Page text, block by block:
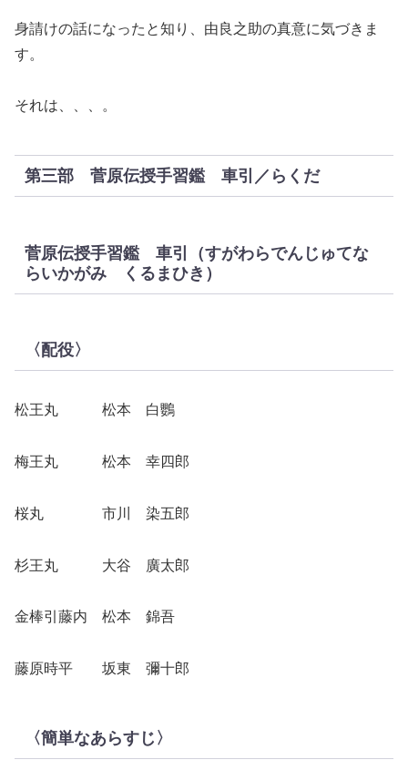
身請けの話になったと知り、由良之助の真意に気づきま
す。
それは、、、。
第三部 菅原伝授手習鑑 車引／らくだ
菅原伝授手習鑑 車引（すがわらでんじゅてな
らいかがみ くるまひき）
〈配役〉
松王丸 松本 白鸚
梅王丸 松本 幸四郎
桜丸 市川 染五郎
杉王丸 大谷 廣太郎
金棒引藤内 松本 錦吾
藤原時平 坂東 彌十郎
〈簡単なあらすじ〉